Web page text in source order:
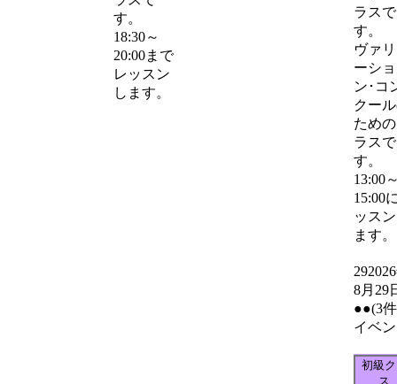
す。
18:30～
20:00まで
レッスン
します。
ラスで
す。
ヴァ
ーショ
ン･コ
クー
ため
ラスで
す。
13:00
15:00
ッス
ます。
29
8月29
●●(3
イベ
初級
ス